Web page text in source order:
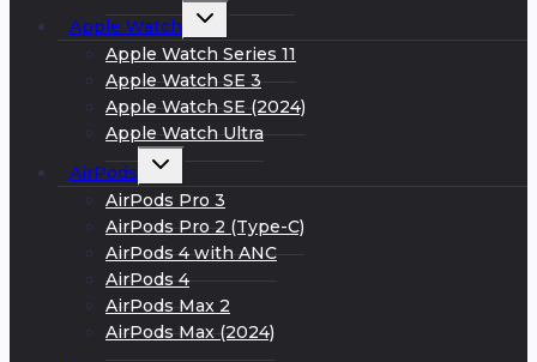
Apple Watch
Развернуть
дочернее
меню
Apple Watch Series 11
Apple Watch SE 3
Apple Watch SE (2024)
Apple Watch Ultra
AirPods
Развернуть
дочернее
меню
AirPods Pro 3
AirPods Pro 2 (Type-C)
AirPods 4 with ANC
AirPods 4
AirPods Max 2
AirPods Max (2024)